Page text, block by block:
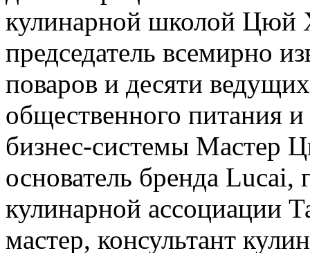
кулинарной школой Цюй
председатель всемирно
поваров и десяти
общественного питания
бизнес-системы Мастер
основатель бренда
кулинарной ассоциации
мастер, консультант